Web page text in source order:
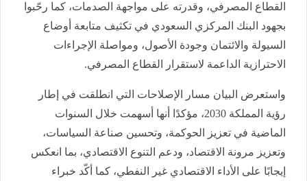
القطاع المصرفي، وقدرته على مواجهة الصدمات، كما رحّبوا
بجهود البنك المركزي السعودي في تكثيف متابعة أوضاع
السيولة والائتمان وجودة الأصول، ومواصلة الإجراءات
الاحترازية الداعمة لاستقرار القطاع المصرفي.
واستعرض البيان مسار الإصلاحات التي انطلقت في إطار
رؤية المملكة 2030، مؤكدًا أنها أسهمت خلال السنوات
الماضية في تعزيز الحوكمة، وتحسين صناعة السياسات،
وتعزيز مرونة الاقتصاد، ودعم التنوع الاقتصادي، بما انعكس
إيجابًا على الأداء الاقتصادي غير النفطي، كما أكّد خبراء